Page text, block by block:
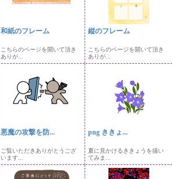
和紙のフレーム
こちらのページを開いて頂き
ありが...
縦のフレーム
こちらのページを開いて頂き
ありが...
悪魔の攻撃を防...
ご覧いただきありがとうござ
います...
png ききょ...
夏に見かけるききょうを描い
てみま...